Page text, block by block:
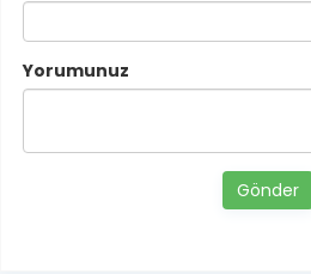
Yorumunuz
Gönder